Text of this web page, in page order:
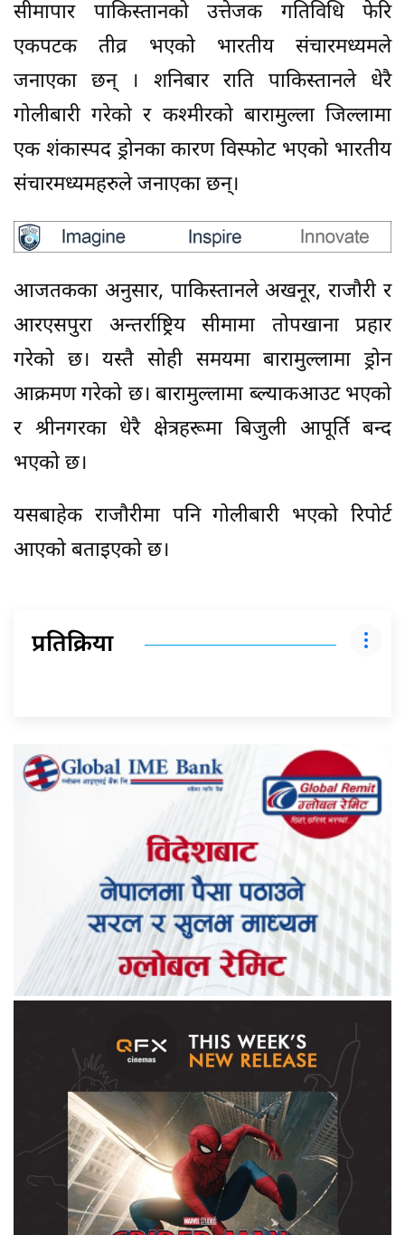
सीमापार पाकिस्तानको उत्तेजक गतिविधि फेरि
एकपटक तीव्र भएको भारतीय संचारमध्यमले
जनाएका छन् । शनिबार राति पाकिस्तानले धेरै
गोलीबारी गरेको र कश्मीरको बारामुल्ला जिल्लामा
एक शंकास्पद ड्रोनका कारण विस्फोट भएको भारतीय
संचारमध्यमहरुले जनाएका छन्।
आजतकका अनुसार, पाकिस्तानले अखनूर, राजौरी र
आरएसपुरा अन्तर्राष्ट्रिय सीमामा तोपखाना प्रहार
गरेको छ। यस्तै सोही समयमा बारामुल्लामा ड्रोन
आक्रमण गरेको छ। बारामुल्लामा ब्ल्याकआउट भएको
र श्रीनगरका धेरै क्षेत्रहरूमा बिजुली आपूर्ति बन्द
भएको छ।
यसबाहेक राजौरीमा पनि गोलीबारी भएको रिपोर्ट
आएको बताइएको छ।
प्रतिक्रिया